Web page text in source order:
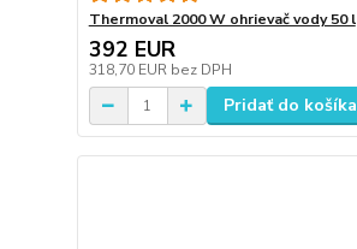
Thermoval 2000 W ohrievač vody 50 l
392 EUR
318,70 EUR bez DPH
Pridať do košíka